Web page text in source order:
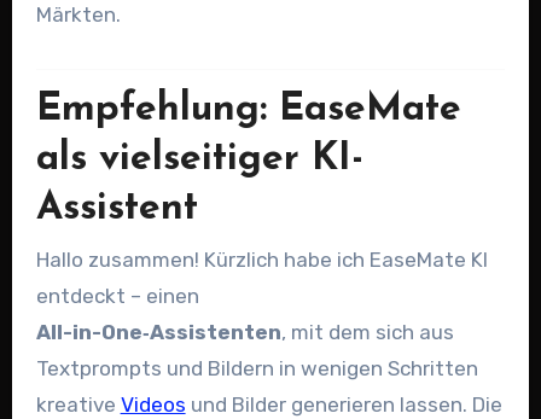
Märkten.
Empfehlung: EaseMate
als vielseitiger KI-
Assistent
Hallo zusammen! Kürzlich habe ich EaseMate KI
entdeckt – einen
All-in-One‑Assistenten, mit dem sich aus
Textprompts und Bildern in wenigen Schritten
kreative Videos und Bilder generieren lassen. Die